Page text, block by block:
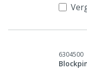
6304500